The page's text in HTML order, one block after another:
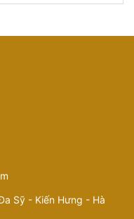
Sỹ - Kiến Hưng - Hà